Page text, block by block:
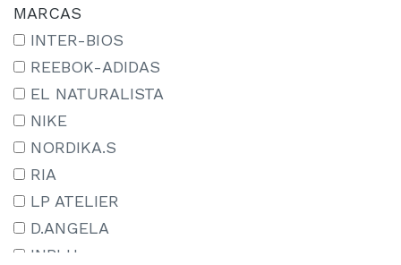
25
26
27
27-
28
29
29-
30
31
31M
MARCAS
INTER-BIOS
REEBOK-ADIDAS
EL NATURALISTA
NIKE
NORDIKA.S
RIA
LP ATELIER
D.ANGELA
INBLU